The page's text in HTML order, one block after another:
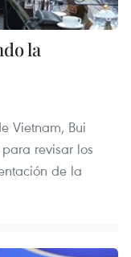
la
Vietnam, Bui
revisar los
de la